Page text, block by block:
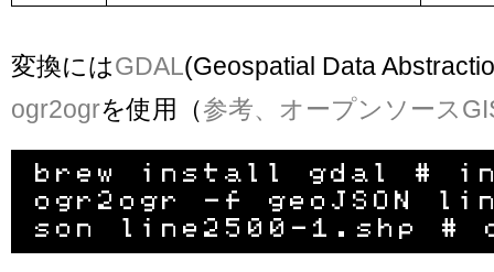
変換にはGDAL(Geospatial Data
ogr2ogrを使用（参考、オープンソース
brew install gdal #
ogr2ogr -f geoJSON